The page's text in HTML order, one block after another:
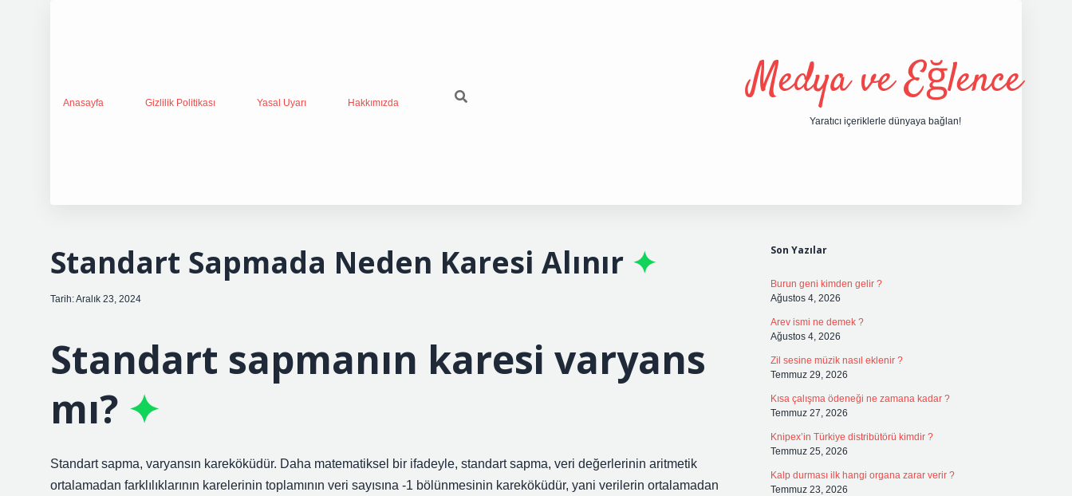
Anasayfa Gizlilik Politikası Yasal Uyarı Hakkımızda Medya ve Eğlence
Yaratıcı içeriklerle dünyaya bağlan!
Standart Sapmada Neden Karesi Alınır
Tarih: Aralık 23, 2024
Standart sapmanın karesi varyans
mı?
Standart sapma, varyansın kareköküdür. Daha matematiksel bir ifadeyle, standart sapma, veri değerlerinin aritmetik
ortalamadan farklılıklarının karelerinin toplamının veri sayısına -1 bölünmesinin kareköküdür, yani verilerin ortalamadan
Son Yazılar
Burun geni kimden gelir ?
Ağustos 4, 2026
Arev ismi ne demek ?
Ağustos 4, 2026
Zil sesine müzik nasıl eklenir ?
Temmuz 29, 2026
Kısa çalışma ödeneği ne zamana kadar ?
Temmuz 27, 2026
Knipex’in Türkiye distribütörü kimdir ?
Temmuz 25, 2026
Kalp durması ilk hangi organa zarar verir ?
Temmuz 23, 2026